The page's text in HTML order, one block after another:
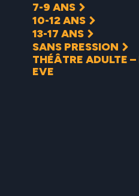
7-9 ANS
10-12 ANS
13-17 ANS
SANS PRESSION
THÉÂTRE ADULTE –
EVE